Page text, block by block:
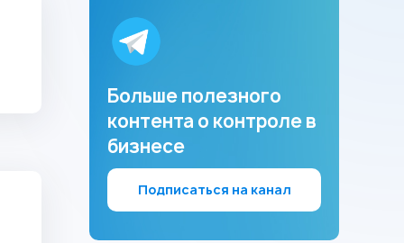
Больше полезного
контента о контроле в
бизнесе
Подписаться на канал